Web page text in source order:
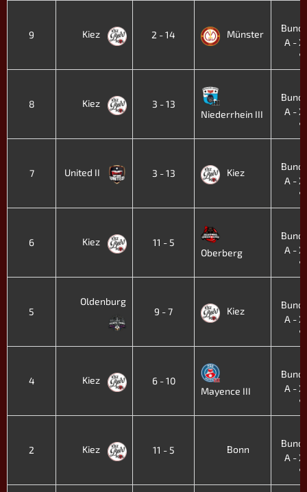
9 Kiez 2 - 14 Münster
A -
8 Kiez
3 - 13
Niederrhein III
A -
7 United II 3 - 13 Kiez
A -
6 Kiez
11 - 5
Oberberg
A -
5
Oldenburg
9 - 7
Kiez
A -
4 Kiez
6 - 10
Mayence III
A -
2 Kiez 11 - 5 Bonn
A -